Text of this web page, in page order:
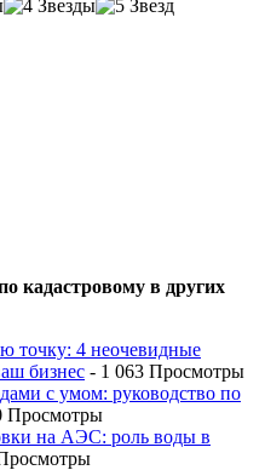
кадастровому в других
точку: 4 неочевидные
бизнес - 1 063 Просмотры
с умом: руководство по
Просмотры
на АЭС: роль воды в